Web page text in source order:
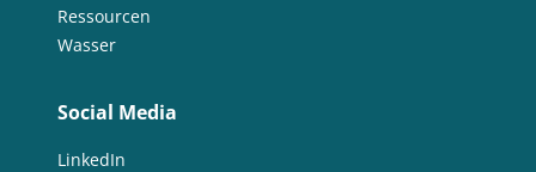
Ressourcen
Wasser
Social Media
LinkedIn